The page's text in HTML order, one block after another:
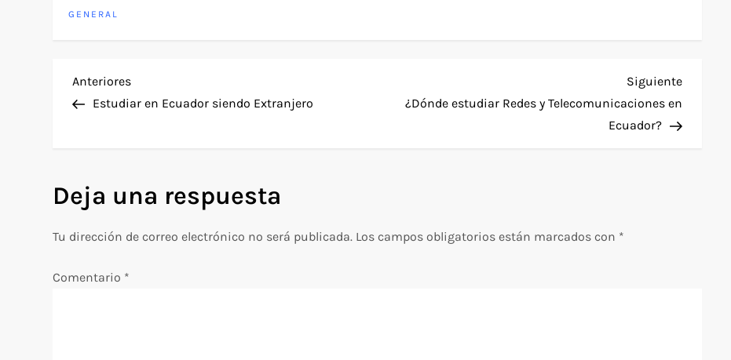
GENERAL
N
e
g
a
Entrada
anterior
Anteriores
Estudiar en Ecuador siendo Extranjero
Siguiente
entrada
Siguiente
¿Dónde estudiar Redes y Telecomunicaciones en
Ecuador?
Deja una respuesta
Tu dirección de correo electrónico no será publicada. Los campos obligatorios están marcados con *
Comentario *